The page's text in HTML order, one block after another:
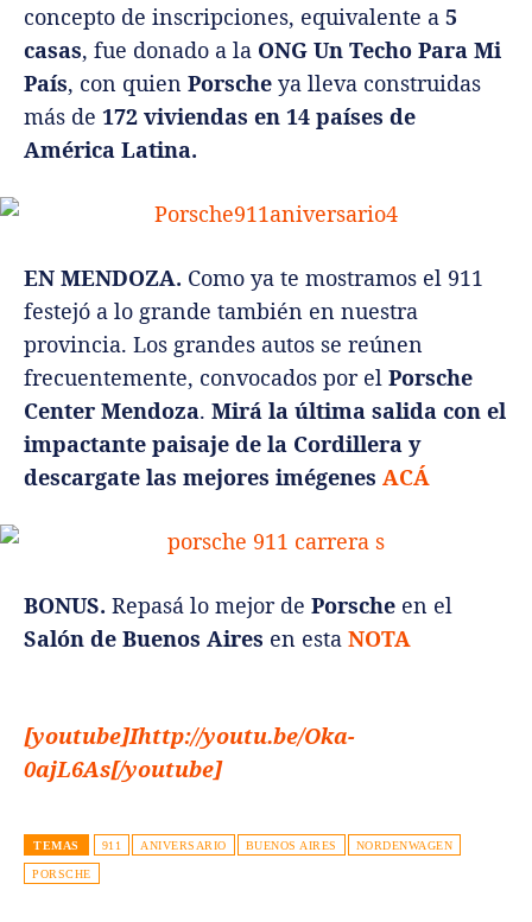
concepto de inscripciones, equivalente a 5
casas, fue donado a la ONG Un Techo Para Mi
País, con quien Porsche ya lleva construidas
más de 172 viviendas en 14 países de
América Latina.
EN MENDOZA. Como ya te mostramos el 911
festejó a lo grande también en nuestra
provincia. Los grandes autos se reúnen
frecuentemente, convocados por el Porsche
Center Mendoza. Mirá la última salida con el
impactante paisaje de la Cordillera y
descargate las mejores imégenes ACÁ
BONUS. Repasá lo mejor de Porsche en el
Salón de Buenos Aires en esta NOTA
[youtube]Ihttp://youtu.be/Oka-
0ajL6As[/youtube]
TEMAS 911 ANIVERSARIO BUENOS AIRES NORDENWAGEN
PORSCHE